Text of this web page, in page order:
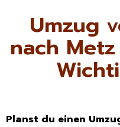
Umzug
nach
Planst du einen